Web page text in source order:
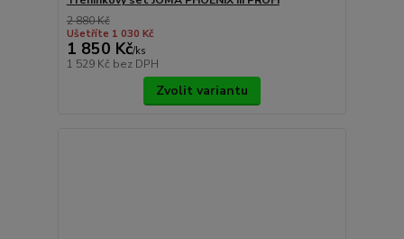
2 880 Kč
Ušetříte 1 030 Kč
1 850 Kč/ks
1 529 Kč bez DPH
Zvolit variantu